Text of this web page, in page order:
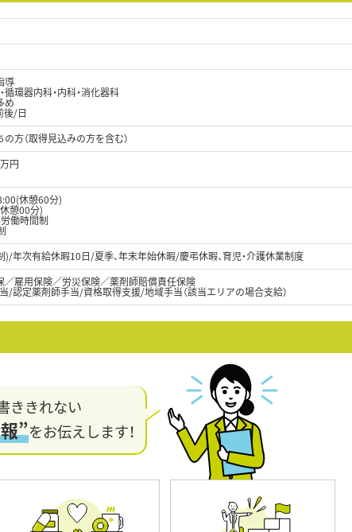
導
循環器内科・内科・消化器科
め
後/日
方（取得見込みの方を含む）
円
休憩60分)
憩00分)
働時間制
年次有給休暇10日/夏季、年末年始休暇/慶弔休暇、育児・介護休業制度
／雇用保険／労災保険／薬剤師賠償責任保険
/認定薬剤師手当/資格取得支援/地域手当（該当エリアの場合支給）
ききれない
”をお伝えします！